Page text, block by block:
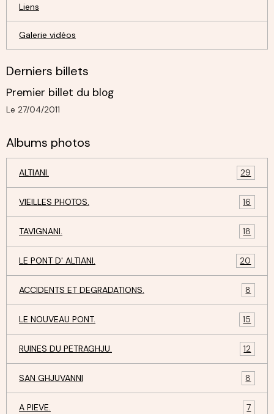
Liens
Galerie vidéos
Derniers billets
Premier billet du blog
Le 27/04/2011
Albums photos
ALTIANI. 29
VIEILLES PHOTOS. 16
TAVIGNANI. 18
LE PONT D' ALTIANI. 20
ACCIDENTS ET DEGRADATIONS. 8
LE NOUVEAU PONT. 15
RUINES DU PETRAGHJU. 12
SAN GHJUVANNI 8
A PIEVE. 7